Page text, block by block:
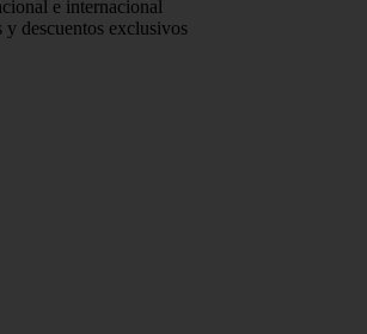
e internacional
y descuentos exclusivos